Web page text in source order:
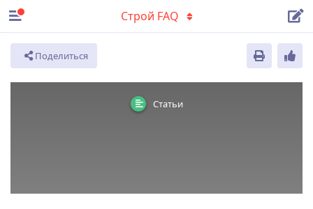
Строй FAQ
Поделиться
Статьи